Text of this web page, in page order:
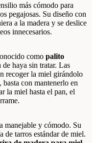
más cómodo para
pegajosas. Su diseño con
a la madera y se deslice
innecesarios.
como palito
de haya sin tratar. Las
recoger la miel girándolo
con mantenerlo en
la miel hasta el pan, el
manejable y cómodo. Su
de tarros estándar de miel.